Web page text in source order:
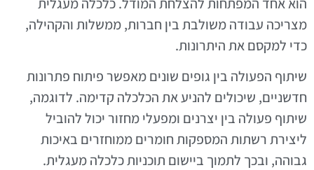
מצריכה עבודה משולבת בין חברות, ממשלות והקהילה,
כדי למקסם את היתרונות.
שיתוף הפעולה בין גופים שונים מאפשר פיתוח פתרונות
חדשניים, שיכולים להניע את הכלכלה קדימה. לדוגמה,
שיתוף פעולה בין יצרנים ומפעלי מחזור יכול להוביל
ליצירת רשתות המספקות חומרים ממוחזרים באיכות
גבוהה, ובכך לתמוך ביישום תוכניות כלכלה מעגלית.